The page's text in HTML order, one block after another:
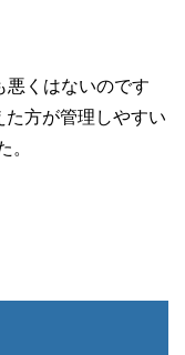
悪くはないのです
方が管理しやすい
。